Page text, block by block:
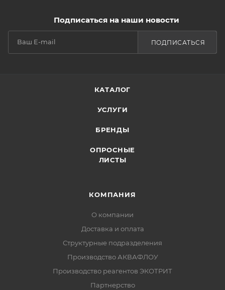
Подписаться на наши новости
ПОДПИСАТЬСЯ
КАТАЛОГ
УСЛУГИ
БРЕНДЫ
ОПРОСНЫЕ
ЛИСТЫ
КОМПАНИЯ
О компании
Доставка и оплата
Структурные подразделения
Производство АКВАФЛОУ
Производство реагентов ЭКОТРИТ
Партнерство